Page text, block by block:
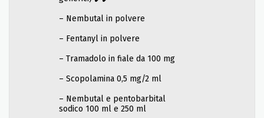
– Nembutal in polvere
– Fentanyl in polvere
– Tramadolo in fiale da 100 mg
– Scopolamina 0,5 mg/2 ml
– Nembutal e pentobarbital
sodico 100 ml e 250 ml